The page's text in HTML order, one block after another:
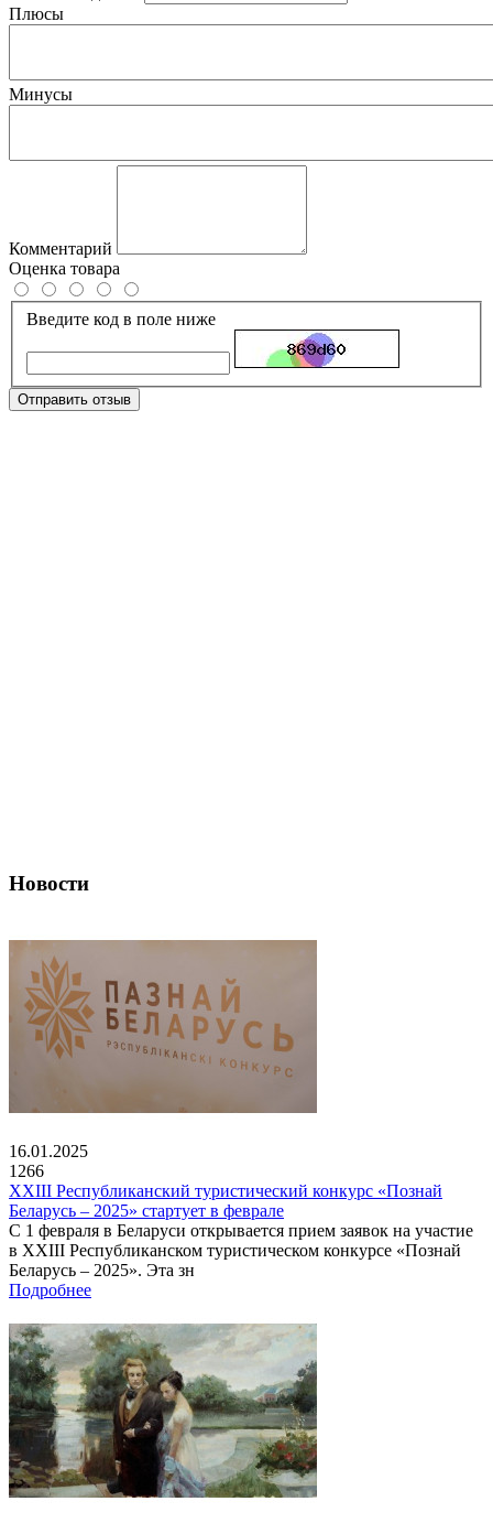
Плюсы
Минусы
Комментарий
Оценка товара
Введите код в поле ниже
Отправить отзыв
Новости
16.01.2025
1266
XXIII Республиканский туристический конкурс «Познай
Беларусь – 2025» стартует в феврале
С 1 февраля в Беларуси открывается прием заявок на участие
в XXIII Республиканском туристическом конкурсе «Познай
Беларусь – 2025». Эта зн
Подробнее